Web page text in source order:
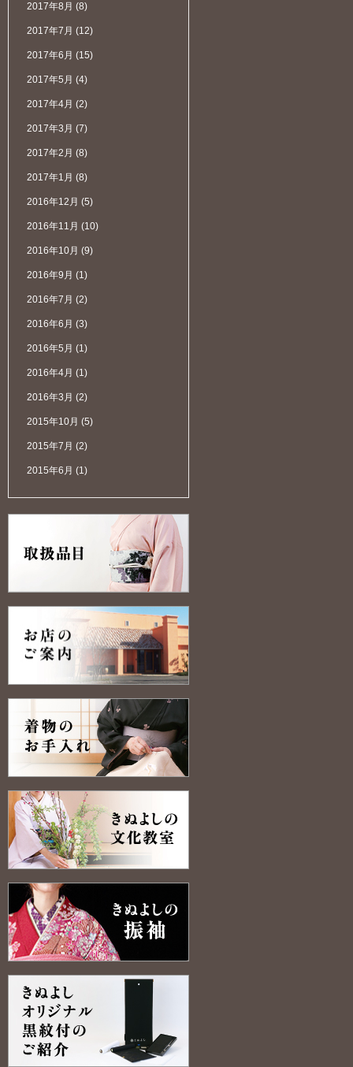
2017年8月 (8)
2017年7月 (12)
2017年6月 (15)
2017年5月 (4)
2017年4月 (2)
2017年3月 (7)
2017年2月 (8)
2017年1月 (8)
2016年12月 (5)
2016年11月 (10)
2016年10月 (9)
2016年9月 (1)
2016年7月 (2)
2016年6月 (3)
2016年5月 (1)
2016年4月 (1)
2016年3月 (2)
2015年10月 (5)
2015年7月 (2)
2015年6月 (1)